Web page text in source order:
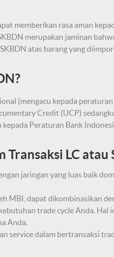
memberikan rasa aman
merupakan jaminan
atas barang yang
(mengacu kepada
Credit (UCP)
Peraturan Bank
LC atau
jaringan yang luas baik
MBI, dapat dikombinasikan
trade cycle Anda. Hal
Anda.
service dalam bertransaksi